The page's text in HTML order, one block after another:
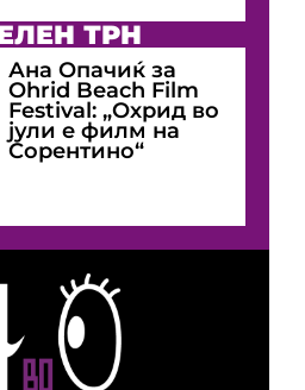
ТРН
Ана Опачиќ за
Оhrid Beach Film
Festival: „Охрид во
јули е филм на
Сорентино“